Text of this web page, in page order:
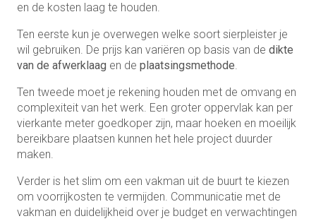
en de kosten laag te houden.
Ten eerste kun je overwegen welke soort sierpleister je
wil gebruiken. De prijs kan variëren op basis van de dikte
van de afwerklaag en de plaatsingsmethode.
Ten tweede moet je rekening houden met de omvang en
complexiteit van het werk. Een groter oppervlak kan per
vierkante meter goedkoper zijn, maar hoeken en moeilijk
bereikbare plaatsen kunnen het hele project duurder
maken.
Verder is het slim om een vakman uit de buurt te kiezen
om voorrijkosten te vermijden. Communicatie met de
vakman en duidelijkheid over je budget en verwachtingen